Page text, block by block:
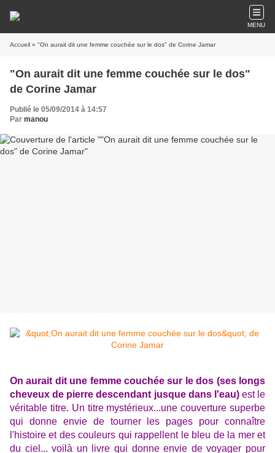
MENU
Accueil » "On aurait dit une femme couchée sur le dos" de Corine Jamar
"On aurait dit une femme couchée sur le dos"
de Corine Jamar
Publié le 05/09/2014 à 14:57
Par manou
On aurait dit une femme couchée sur le dos (ses longs
cheveux de pierre descendant jusque dans l'eau) est le
véritable titre. Un titre mystérieux...une couverture superbe
qui donne envie de tourner les pages pour connaître
l'histoire et des couleurs qui rappellent le bleu de la meret
du ciel... voilà un livre qui donne envie de voyager pour